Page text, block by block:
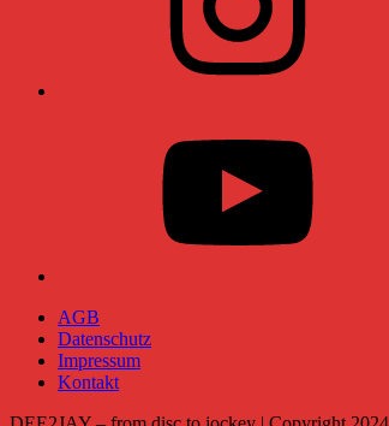
AGB
Datenschutz
Impressum
Kontakt